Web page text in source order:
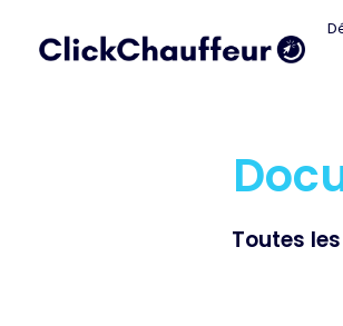
Toutes